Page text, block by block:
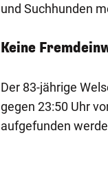
und Suchhunden
Keine
Der 83-jährige
gegen 23:50 Uhr
aufgefunden